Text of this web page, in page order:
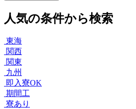
人気の条件から検索
東海
関西
関東
九州
即入寮OK
期間工
寮あり